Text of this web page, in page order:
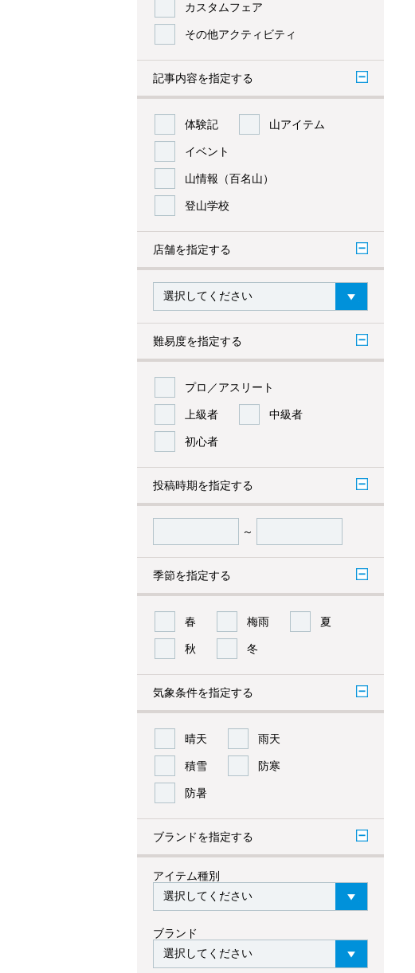
カスタムフェア
その他アクティビティ
記事内容を指定する
体験記 山アイテム
イベント
山情報（百名山）
登山学校
店舗を指定する
難易度を指定する
プロ／アスリート
上級者 中級者
初心者
投稿時期を指定する
～
季節を指定する
春 梅雨 夏
秋 冬
気象条件を指定する
晴天 雨天
積雪 防寒
防暑
ブランドを指定する
アイテム種別
ブランド